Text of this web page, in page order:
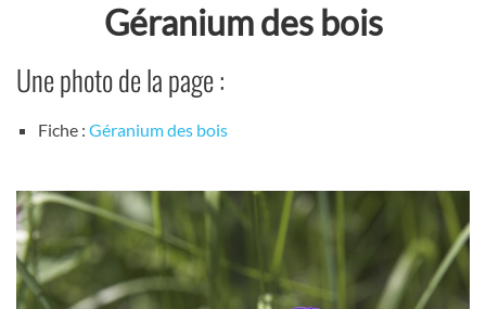
Géranium des bois
Une photo de la page :
Fiche : Géranium des bois